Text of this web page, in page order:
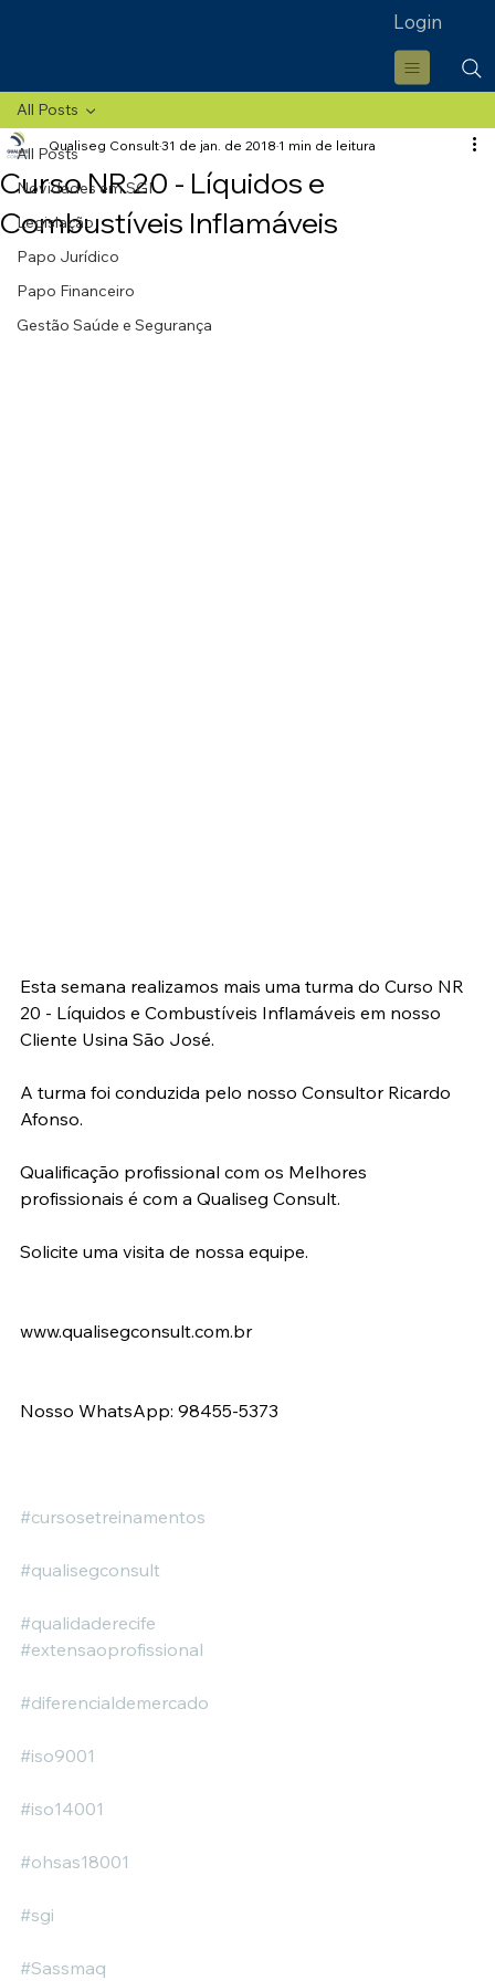
Login
All Posts
Novidades em SGI
Legislação
Papo Jurídico
Papo Financeiro
Gestão Saúde e Segurança
All Posts
Curso NR 20 - Líquidos e
Combustíveis Inflamáveis
Qualiseg Consult31 de jan. de 2018 1 min de leitura
Esta semana realizamos mais uma turma do Curso NR
20 - Líquidos e Combustíveis Inflamáveis em nosso
Cliente Usina São José.
A turma foi conduzida pelo nosso Consultor Ricardo
Afonso.
Qualificação profissional com os Melhores
profissionais é com a Qualiseg Consult.
Solicite uma visita de nossa equipe.
www.qualisegconsult.com.br
Nosso WhatsApp: 98455-5373
#cursosetreinamentos
#qualisegconsult
#qualidaderecife
#extensaoprofissional
#diferencialdemercado
#iso9001
#iso14001
#ohsas18001
#sgi
#Sassmaq